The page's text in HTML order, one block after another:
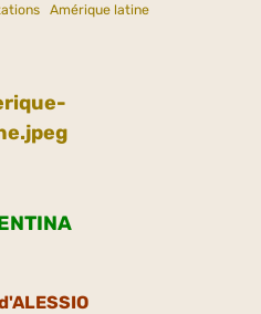
Amérique latine